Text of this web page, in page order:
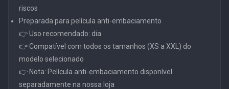
riscos
Preparada para película anti-embaciamento
👉 Uso recomendado: dia
👉 Compatível com todos os tamanhos (XS a XXL) do
modelo selecionado
👉 Nota: Película anti-embaciamento disponível
separadamente na nossa loja